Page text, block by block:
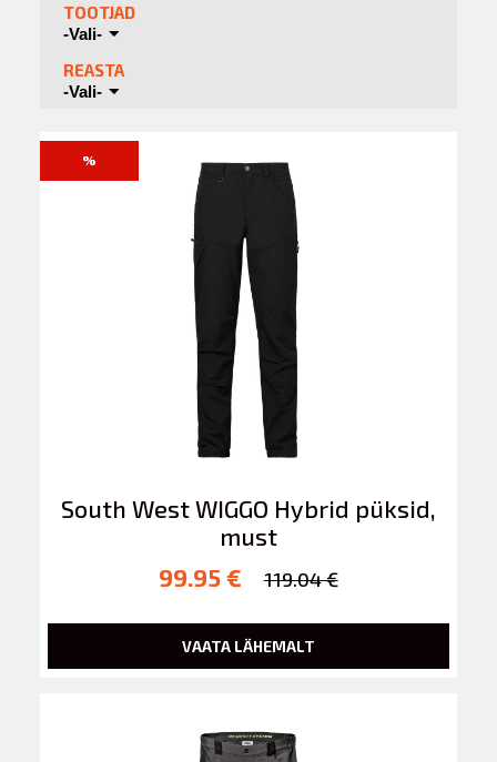
TOOTJAD
-Vali-
REASTA
-Vali-
%
South West WIGGO Hybrid püksid,
must
99.95 €
119.04 €
VAATA LÄHEMALT